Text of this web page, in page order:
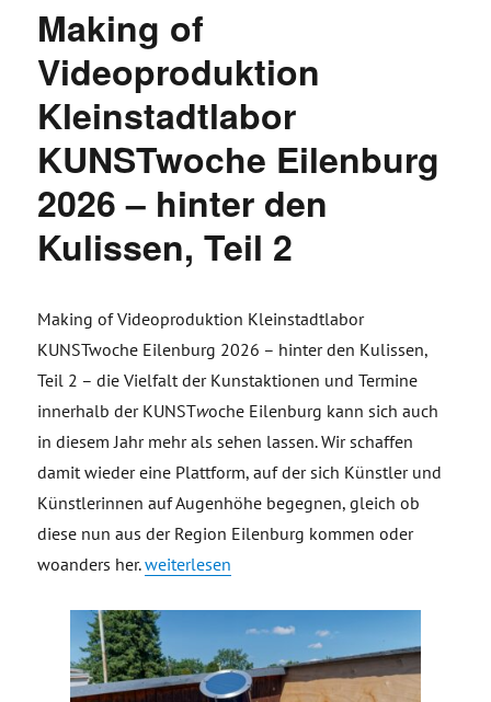
Making of
Videoproduktion
Kleinstadtlabor
KUNSTwoche Eilenburg
2026 – hinter den
Kulissen, Teil 2
Making of Videoproduktion Kleinstadtlabor
KUNSTwoche Eilenburg 2026 – hinter den Kulissen,
Teil 2 – die Vielfalt der Kunstaktionen und Termine
innerhalb der KUNSTwoche Eilenburg kann sich auch
in diesem Jahr mehr als sehen lassen. Wir schaffen
damit wieder eine Plattform, auf der sich Künstler und
Künstlerinnen auf Augenhöhe begegnen, gleich ob
diese nun aus der Region Eilenburg kommen oder
woanders her.„Making of Videoproduktion Kleinstadtlabor
weiterlesen